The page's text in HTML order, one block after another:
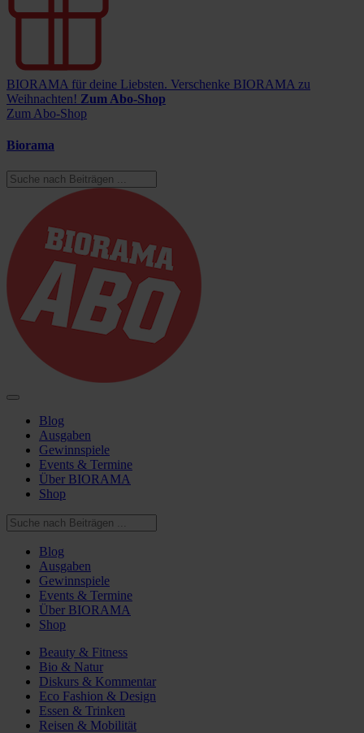
BIORAMA für deine Liebsten. Verschenke BIORAMA zu
Weihnachten! Zum Abo-Shop
Zum Abo-Shop
Biorama
Blog
Ausgaben
Gewinnspiele
Events & Termine
Über BIORAMA
Shop
Blog
Ausgaben
Gewinnspiele
Events & Termine
Über BIORAMA
Shop
Beauty & Fitness
Bio & Natur
Diskurs & Kommentar
Eco Fashion & Design
Essen & Trinken
Reisen & Mobilität